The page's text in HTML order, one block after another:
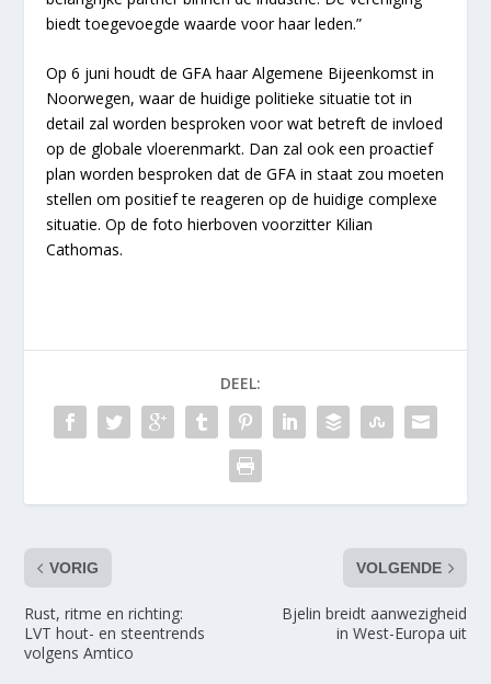
biedt toegevoegde waarde voor haar leden.”
Op 6 juni houdt de GFA haar Algemene Bijeenkomst in
Noorwegen, waar de huidige politieke situatie tot in
detail zal worden besproken voor wat betreft de invloed
op de globale vloerenmarkt. Dan zal ook een proactief
plan worden besproken dat de GFA in staat zou moeten
stellen om positief te reageren op de huidige complexe
situatie. Op de foto hierboven voorzitter Kilian
Cathomas.
DEEL:
VORIG
Rust, ritme en richting:
LVT hout- en steentrends
volgens Amtico
VOLGENDE
Bjelin breidt aanwezigheid
in West-Europa uit